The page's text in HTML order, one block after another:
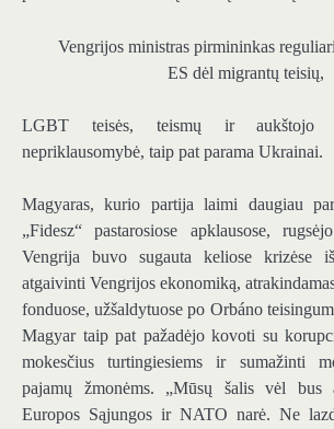
Vengrijos ministras pirmininkas
ES dėl migrantų teisių,
LGBT teisės, teismų ir aukštojo
nepriklausomybė, taip pat parama Ukrainai.
Magyaras, kurio partija laimi daugiau
„Fidesz“ pastarosiose apklausose,
Vengrija buvo sugauta keliose krizėse
atgaivinti Vengrijos ekonomiką,
fonduose, užšaldytuose po Orbáno
Magyar taip pat pažadėjo kovoti su
mokesčius turtingiesiems ir sumažinti
pajamų žmonėms. „Mūsų šalis vėl bus
Europos Sąjungos ir NATO narė. Ne